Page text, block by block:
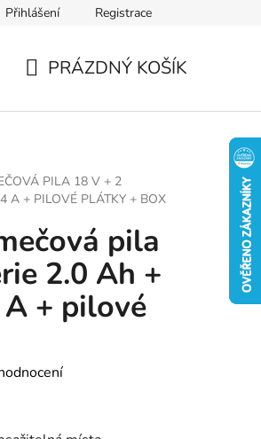
Přihlášení Registrace
PRÁZDNÝ KOŠÍK
PILA 18 V + 2
A + PILOVÉ PLÁTKY + BOX
pila
2.0 Ah +
+ pilové